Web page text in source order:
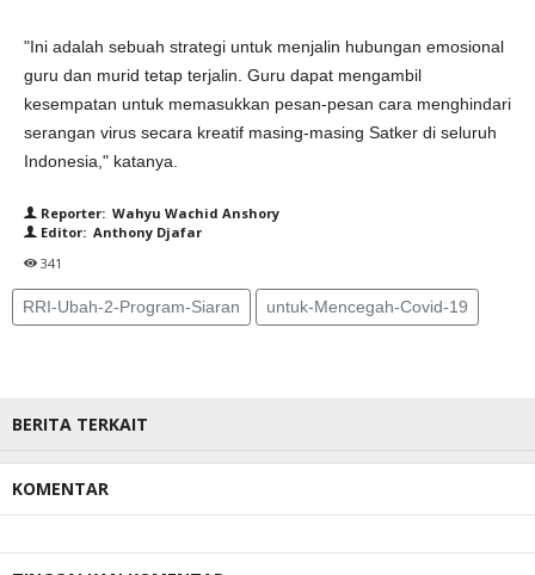
"Ini adalah sebuah strategi untuk menjalin hubungan emosional
guru dan murid tetap terjalin. Guru dapat mengambil
kesempatan untuk memasukkan pesan-pesan cara menghindari
serangan virus secara kreatif masing-masing Satker di seluruh
Indonesia," katanya.
Reporter: Wahyu Wachid Anshory
Editor: Anthony Djafar
341
RRI-Ubah-2-Program-Siaran untuk-Mencegah-Covid-19
BERITA TERKAIT
KOMENTAR